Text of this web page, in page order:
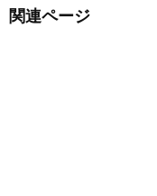
関連ページ